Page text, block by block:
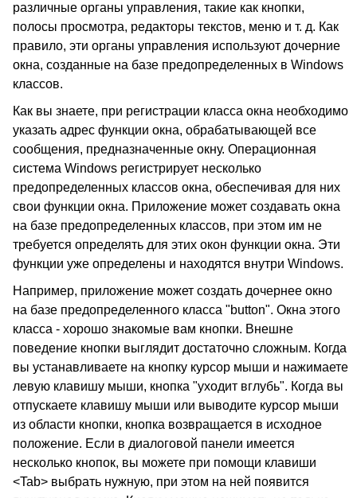
различные органы управления, такие как кнопки,
полосы просмотра, редакторы текстов, меню и т. д. Как
правило, эти органы управления используют дочерние
окна, созданные на базе предопределенных в Windows
классов.
Как вы знаете, при регистрации класса окна необходимо
указать адрес функции окна, обрабатывающей все
сообщения, предназначенные окну. Операционная
система Windows регистрирует несколько
предопределенных классов окна, обеспечивая для них
свои функции окна. Приложение может создавать окна
на базе предопределенных классов, при этом им не
требуется определять для этих окон функции окна. Эти
функции уже определены и находятся внутри Windows.
Например, приложение может создать дочернее окно
на базе предопределенного класса "button". Окна этого
класса - хорошо знакомые вам кнопки. Внешне
поведение кнопки выглядит достаточно сложным. Когда
вы устанавливаете на кнопку курсор мыши и нажимаете
левую клавишу мыши, кнопка "уходит вглубь". Когда вы
отпускаете клавишу мыши или выводите курсор мыши
из области кнопки, кнопка возвращается в исходное
положение. Если в диалоговой панели имеется
несколько кнопок, вы можете при помощи клавиши
<Tab> выбрать нужную, при этом на ней появится